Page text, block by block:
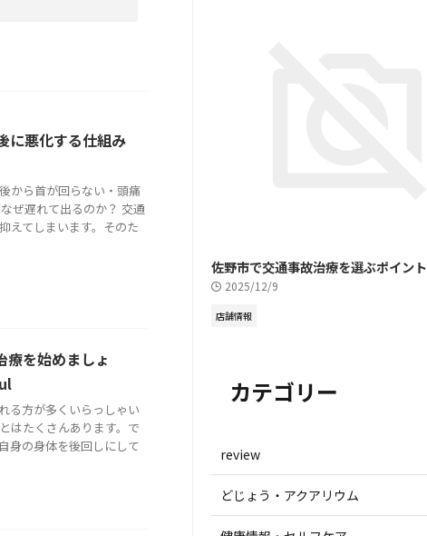
に悪化する仕組み
から首が回らない・頭痛
ぜ遅れて出るのか？ 交通
えてしまいます。そのた
療を始めましょ
る方が多くいらっしゃい
はたくさんあります。で
身の身体を後回しにして
佐野市で交通事故治療を選ぶポイント
2025/12/9
店舗情報
カテゴリー
review
どじょう・アクアリウム